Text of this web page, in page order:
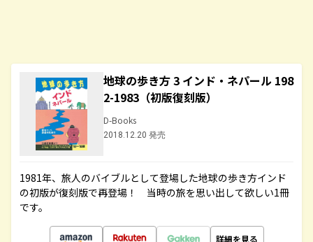
地球の歩き方 3 インド・ネパール 198
2-1983（初版復刻版）
D-Books
2018.12.20 発売
1981年、旅人のバイブルとして登場した地球の歩き方インド
の初版が復刻版で再登場！ 当時の旅を思い出して欲しい1冊
です。
詳細を見る